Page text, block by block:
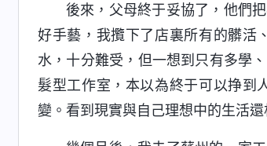
後來，父母終于妥協了，他們
好手藝，我攬下了店裏所有的髒活
水，十分難受，但一想到只有多學
髮型工作室，本以為終于可以挣到
變。看到現實與自己理想中的生活